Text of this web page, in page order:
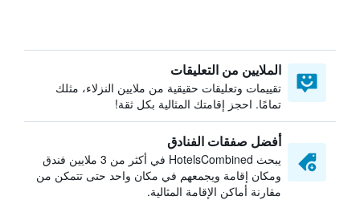
الملايين من التعليقات
تقييمات وتعليقات حقيقية من ملايين النزلاء، مثلك
تمامًا. احجز إقامتك المثالية بكل ثقة!
أفضل صفقات الفنادق
يبحث HotelsCombined في أكثر من 3 ملايين فندق
ومكان إقامة ويجمعهم في مكان واحد حتى تتمكن من
مقارنة أماكن الإقامة المثالية.